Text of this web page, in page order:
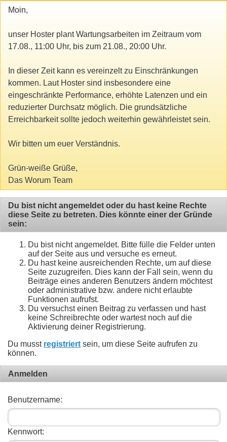
Moin,
unser Hoster plant Wartungsarbeiten im Zeitraum vom
17.08., 11:00 Uhr, bis zum 21.08., 20:00 Uhr.
In dieser Zeit kann es vereinzelt zu Einschränkungen
kommen. Laut Hoster sind insbesondere eine
eingeschränkte Performance, erhöhte Latenzen und ein
reduzierter Durchsatz möglich. Die grundsätzliche
Erreichbarkeit sollte jedoch weiterhin gewährleistet sein.
Wir bitten um euer Verständnis.
Grün-weiße Grüße,
Das Worum Team
Du bist nicht angemeldet oder du hast keine Rechte
diese Seite zu betreten. Dies könnte einer der Gründe
sein:
Du bist nicht angemeldet. Bitte fülle die Felder unten
auf der Seite aus und versuche es erneut.
Du hast keine ausreichenden Rechte, um auf diese
Seite zuzugreifen. Dies kann der Fall sein, wenn du
Beiträge eines anderen Benutzers ändern möchtest
oder administrative bzw. andere nicht erlaubte
Funktionen aufrufst.
Du versuchst einen Beitrag zu verfassen und hast
keine Schreibrechte oder wartest noch auf die
Aktivierung deiner Registrierung.
Du musst registriert sein, um diese Seite aufrufen zu
können.
Anmelden
Benutzername:
Kennwort: